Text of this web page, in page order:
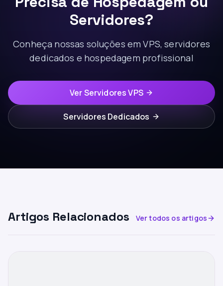
Servidores?
Conheça nossas soluções em VPS, servidores
dedicados e hospedagem profissional
Ver Servidores VPS
Servidores Dedicados
Artigos Relacionados Ver todos os artigos